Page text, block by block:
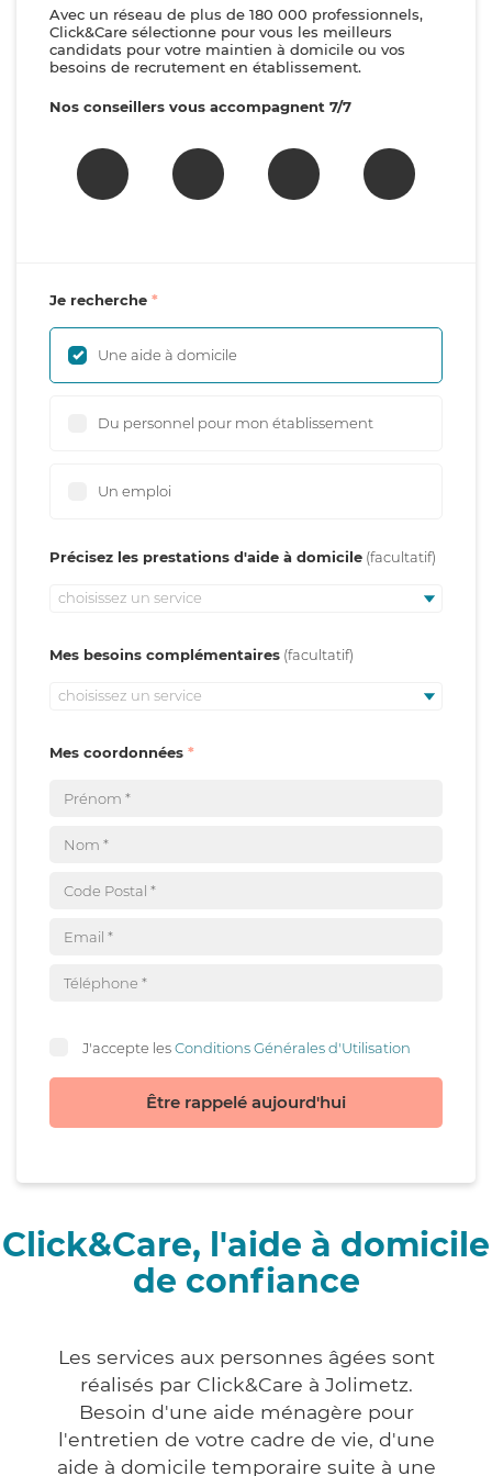
Avec un réseau de plus de 180 000 professionnels,
Click&Care sélectionne pour vous les meilleurs
candidats pour votre maintien à domicile ou vos
besoins de recrutement en établissement.
Nos conseillers vous accompagnent 7/7
Je recherche
Une aide à domicile
Du personnel pour mon établissement
Un emploi
Précisez les prestations d'aide à domicile
choisissez un service
Mes besoins complémentaires
choisissez un service
Mes coordonnées
J'accepte lesConditions Générales d'Utilisation
Être rappelé aujourd'hui
Click&Care, l'aide à domicile
de confiance
Les services aux personnes âgées sont
réalisés par Click&Care à Jolimetz.
Besoin d'une aide ménagère pour
l'entretien de votre cadre de vie, d'une
aide à domicile temporaire suite à une